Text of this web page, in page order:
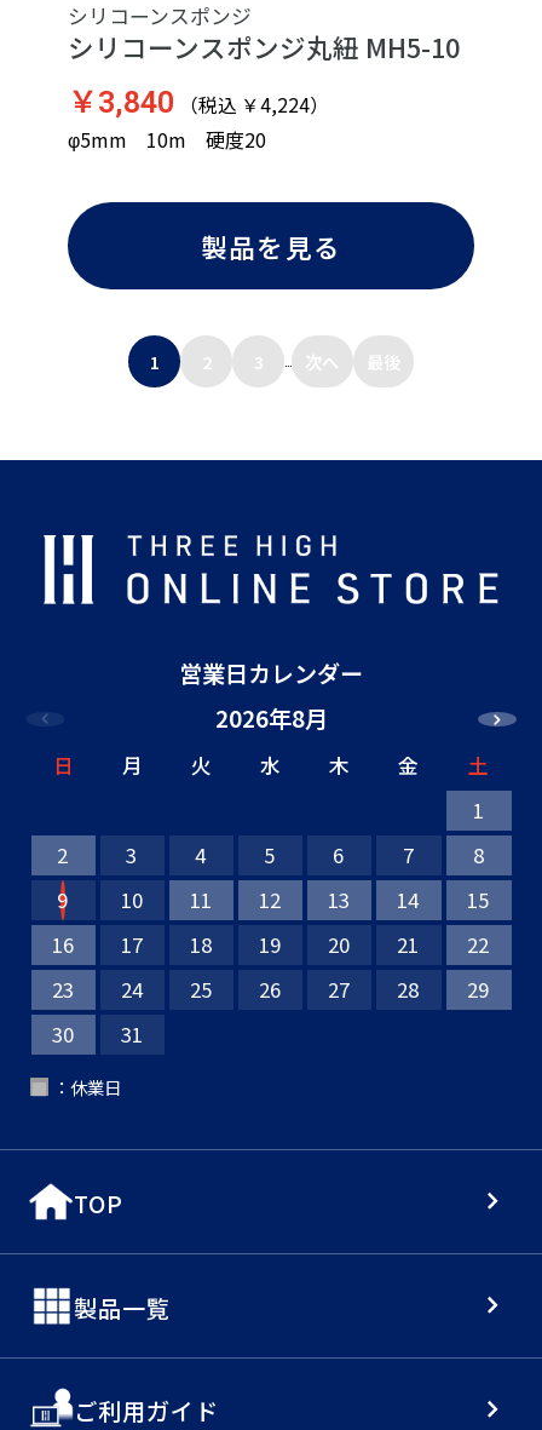
シリコーンスポンジ
シリコーンスポンジ丸紐 MH5-10
￥3,840 （税込 ￥4,224）
φ5mm 10m 硬度20
製品を見る
1 2 3 次へ 最後
営業日カレンダー
2026年8月
日 月 火 水 木 金
土
1
2
3 4 5 6 7
8
9
10 11 12 13 14
15
16
17 18 19 20 21
22
23
24 25 26 27 28
29
30
31
■ ：休業日
TOP
製品一覧
ご利用ガイド